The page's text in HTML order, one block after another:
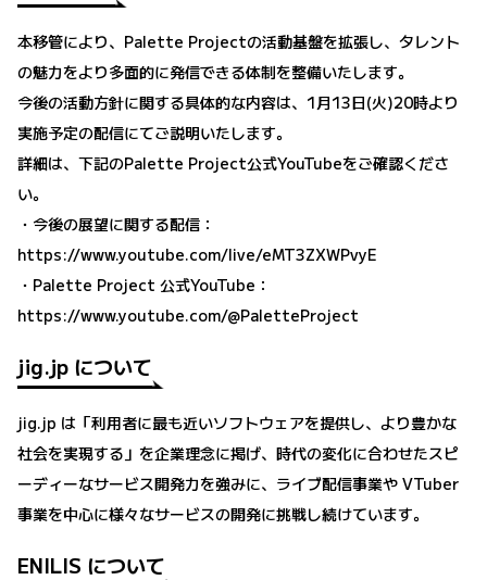
本移管により、Palette Projectの活動基盤を拡張し、タレント
の魅力をより多面的に発信できる体制を整備いたします。
今後の活動方針に関する具体的な内容は、1月13日(火)20時より
実施予定の配信にてご説明いたします。
詳細は、下記のPalette Project公式YouTubeをご確認くださ
い。
・今後の展望に関する配信：
https://www.youtube.com/live/eMT3ZXWPvyE
・Palette Project 公式YouTube：
https://www.youtube.com/@PaletteProject
jig.jp について
jig.jp は「利用者に最も近いソフトウェアを提供し、より豊かな
社会を実現する」を企業理念に掲げ、時代の変化に合わせたスピ
ーディーなサービス開発力を強みに、ライブ配信事業や VTuber
事業を中心に様々なサービスの開発に挑戦し続けています。
ENILIS について